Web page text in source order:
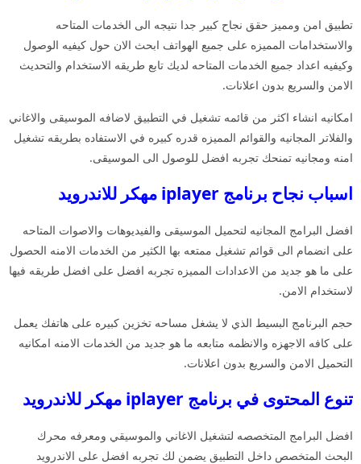
تطبيق امن ومميز حقق نجاح كبير جدا نتيجه الى الخدمات المتاحه
والاستخدامات المميزه على جميع الهواتف ابحث الان حول كيفيه الوصول
وكيفيه اعداد جميع الخدمات المتاحه لديك تابع طريقه الاستخدام والتحديث
الامن والسريع بدون اعلانات.
امكانيه انشاء اكثر من قائمه تشغيل في التطبيق لاضافه الموسيقى والاغاني
والفلاتر المجانيه والقوائم المميزه قدره كبيره في الاستفاده بطريقه تشغيل
امنه ومجانيه تمنحك تجربه افضل للوصول الى الموسيقى.
اسباب نجاح برنامج iplayer مهكر للاندرويد
افضل البرامج المجانيه لتحميل الموسيقى والفيديوهات والاصوات المتاحه
على انضمام الى قوائم تشغيل ممتعه بها الكثير من الخدمات الامنه الحصول
على ما هو جديد من الاعدادات المميزه تجربه افضل على افضل طريقه فيها
لاستخدام الامن.
حجم البرنامج البسيط الذي لا يشغل مساحه تخزين كبيره على هاتفك يعمل
على كافه الاجهزه والانظمه متابعه ما هو جديد من الخدمات الامنه امكانيه
التحميل الامن والسريع بدون اعلانات.
تنوع المحتوى في برنامج iplayer مهكر للاندرويد
افضل البرامج المتخصصه لتشغيل الاغاني والموسيقي ومعرفه محرك
البحث المتخصص داخل التطبيق يضمن لك تجربه افضل على الاندرويد